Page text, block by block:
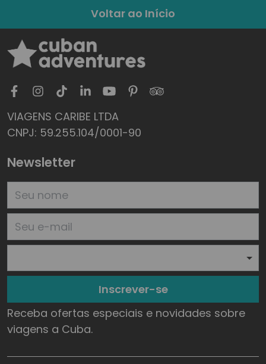
Voltar ao Início
VIAGENS CARIBE LTDA
CNPJ: 59.255.104/0001-90
Newsletter
Inscrever-se
Receba ofertas especiais e novidades sobre
viagens a Cuba.